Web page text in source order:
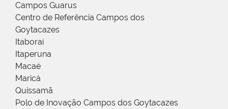
Campos Guarus
Centro de Referência Campos dos
Goytacazes
Itaboraí
Itaperuna
Macaé
Maricá
Quissamã
Polo de Inovação Campos dos Goytacazes